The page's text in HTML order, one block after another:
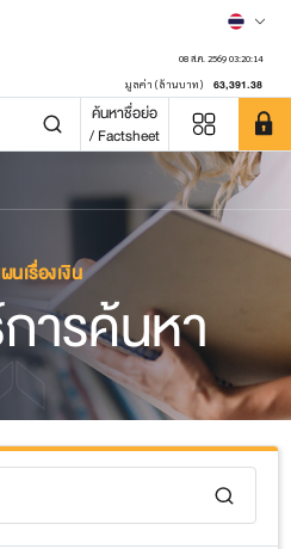
08 ส.ค. 2569 03:20:14
มูลค่า (ล้านบาท) 63,391.38
ค้นหาชื่อย่อ
/ Factsheet
นเรื่องเงิน
ารค้นหา